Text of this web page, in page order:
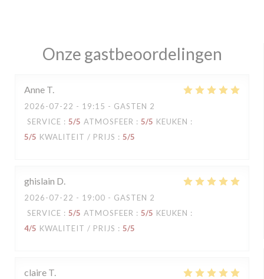
Onze gastbeoordelingen
Anne T
2026-07-22 - 19:15 - GASTEN 2
SERVICE : 5/5 ATMOSFEER : 5/5 KEUKEN :
5/5 KWALITEIT / PRIJS : 5/5
ghislain D
2026-07-22 - 19:00 - GASTEN 2
SERVICE : 5/5 ATMOSFEER : 5/5 KEUKEN :
4/5 KWALITEIT / PRIJS : 5/5
claire T